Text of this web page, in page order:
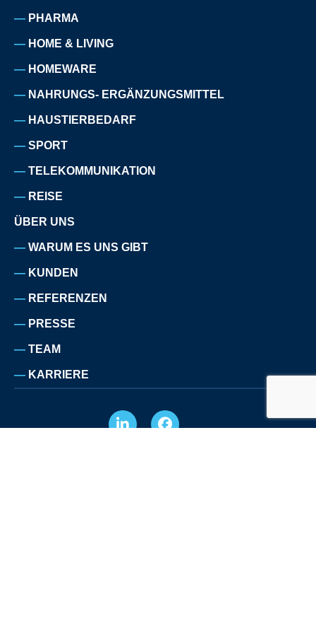
PHARMA
HOME & LIVING
HOMEWARE
NAHRUNGS- ERGÄNZUNGSMITTEL
HAUSTIERBEDARF
SPORT
TELEKOMMUNIKATION
REISE
ÜBER UNS
WARUM ES UNS GIBT
KUNDEN
REFERENZEN
PRESSE
TEAM
KARRIERE